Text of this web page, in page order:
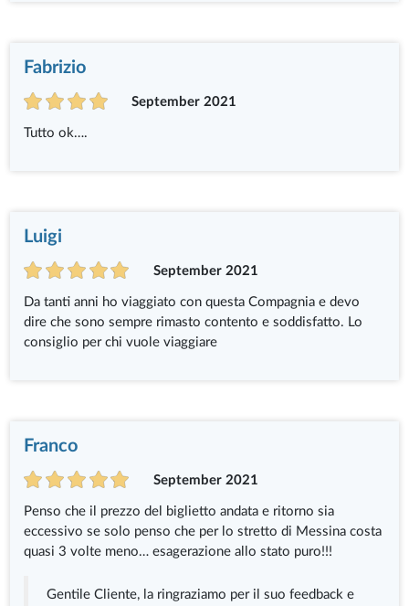
Fabrizio
September 2021
Tutto ok….
Luigi
September 2021
Da tanti anni ho viaggiato con questa Compagnia e devo
dire che sono sempre rimasto contento e soddisfatto. Lo
consiglio per chi vuole viaggiare
Franco
September 2021
Penso che il prezzo del biglietto andata e ritorno sia
eccessivo se solo penso che per lo stretto di Messina costa
quasi 3 volte meno… esagerazione allo stato puro!!!
Gentile Cliente, la ringraziamo per il suo feedback e